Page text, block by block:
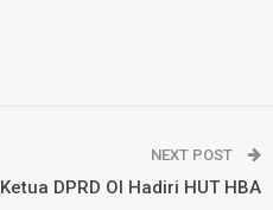
NEXT POST
Ketua DPRD OI Hadiri HUT HBA